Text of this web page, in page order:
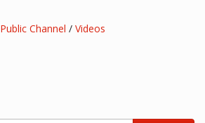
Public Channel / Videos